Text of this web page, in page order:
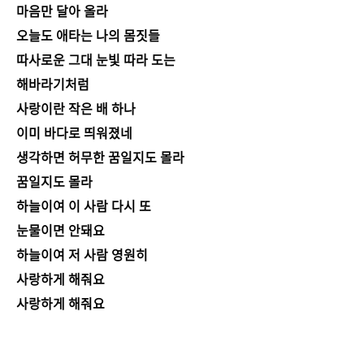
마음만 달아 올라
오늘도 애타는 나의 몸짓들
따사로운 그대 눈빛 따라 도는
해바라기처럼
사랑이란 작은 배 하나
이미 바다로 띄워졌네
생각하면 허무한 꿈일지도 몰라
꿈일지도 몰라
하늘이여 이 사람 다시 또
눈물이면 안돼요
하늘이여 저 사람 영원히
사랑하게 해줘요
사랑하게 해줘요